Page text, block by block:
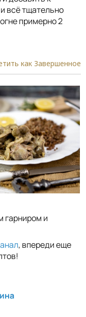
всё тщательно
примерно 2
как Завершенное
гарниром и
, впереди еще